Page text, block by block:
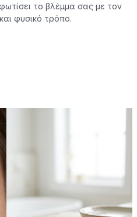
το βλέμμα σας με τον
φυσικό τρόπο.